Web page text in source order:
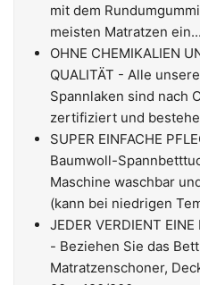
mit dem
meisten Matratzen ein...
OHNE CHEMIKALIEN
QUALITÄT - Alle
Spannlaken sind nach
zertifiziert und
SUPER EINFACHE
Baumwoll-
Maschine waschbar
(kann bei niedrigen
JEDER VERDIENT
- Beziehen Sie das
Matratzenschoner,